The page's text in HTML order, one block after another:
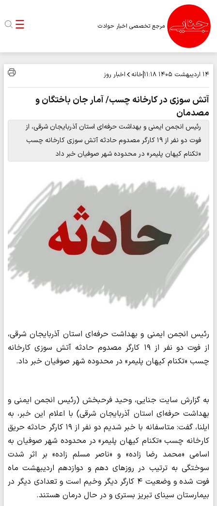
مرجع تخصصی اخبار حوادث
۱۴ اردیبهشت ۱۴۰۵ ۱۱:۱۸ خانه اخبار روز
آتش سوزی در کارخانه چسب/ آمار جان باختگان و
مصدمان
رئیس انجمن ایمنی و بهداشت حرفه‌ای استان آذربایجان شرقی، از
فوت دو نفر از ۱۹ کارگر مصدوم حادثه آتش سوزی کارخانه چسب
«تکنام کیهان پلیمر» در محدوده شهر صوفیان خبر داد
رئیس انجمن ایمنی و بهداشت حرفه‌ای استان آذربایجان شرقی،
از فوت دو نفر از ۱۹ کارگر مصدوم حادثه آتش سوزی کارخانه
چسب «تکنام کیهان پلیمر» در محدوده شهر صوفیان خبر داد.
به گزارش سایت جنایی، وحید فرحبخش (رئیس انجمن ایمنی و
بهداشت حرفه‌ای استان آذربایجان شرقی) با اعلام این خبر، به
ایلنا، گفت: متاسفانه با خبر شدیم دو نفر از ۱۹ کارگر حادثه حریق
کارخانه چسب «تکنام کیهان پلیمر» در محدوده شهر صوفیان به
اسامی «محمد رضا زاده» و «ناصر مسلم زاده» بر اثر شدت
سوختگی به ترتیب در روزهای دهم و دوازدهم اردیبهشت ماه
فوت شده و وضعیت ۴ کارگر دیگر وخیم است و تعدادی دیگر در
بیمارستان سینای تبریز بستری و در حال درمان هستند.